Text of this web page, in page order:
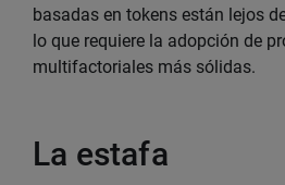
basadas en tokens están lejos
lo que requiere la adopción de
multifactoriales más sólidas.
La estafa